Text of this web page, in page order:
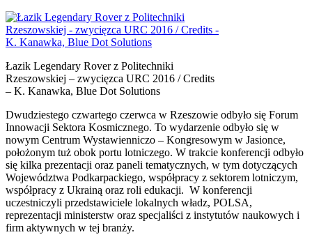
Łazik Legendary Rover z Politechniki
Rzeszowskiej – zwycięzca URC 2016 / Credits
– K. Kanawka, Blue Dot Solutions
Dwudziestego czwartego czerwca w Rzeszowie odbyło się Forum
Innowacji Sektora Kosmicznego. To wydarzenie odbyło się w
nowym Centrum Wystawienniczo – Kongresowym w Jasionce,
położonym tuż obok portu lotniczego. W trakcie konferencji odbyło
się kilka prezentacji oraz paneli tematycznych, w tym dotyczących
Województwa Podkarpackiego, współpracy z sektorem lotniczym,
współpracy z Ukrainą oraz roli edukacji. W konferencji
uczestniczyli przedstawiciele lokalnych władz, POLSA,
reprezentacji ministerstw oraz specjaliści z instytutów naukowych i
firm aktywnych w tej branży.